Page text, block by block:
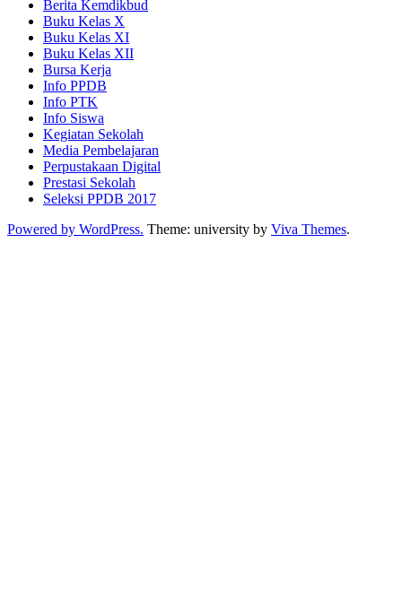
Berita Kemdikbud
Buku Kelas X
Buku Kelas XI
Buku Kelas XII
Bursa Kerja
Info PPDB
Info PTK
Info Siswa
Kegiatan Sekolah
Media Pembelajaran
Perpustakaan Digital
Prestasi Sekolah
Seleksi PPDB 2017
Powered by WordPress. Theme: university by Viva Themes.